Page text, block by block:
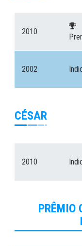
2010
2002
CÉSAR
2010
PRÊMIO